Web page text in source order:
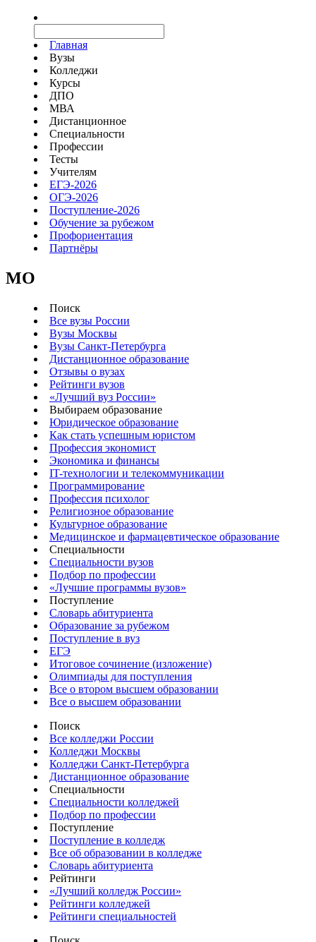
Главная
Вузы
Колледжи
Курсы
ДПО
МВА
Дистанционное
Специальности
Профессии
Тесты
Учителям
ЕГЭ-2026
ОГЭ-2026
Поступление-2026
Обучение за рубежом
Профориентация
Партнёры
MO
Поиск
Все вузы России
Вузы Москвы
Вузы Санкт-Петербурга
Дистанционное образование
Отзывы о вузах
Рейтинги вузов
«Лучший вуз России»
Выбираем образование
Юридическое образование
Как стать успешным юристом
Профессия экономист
Экономика и финансы
IT-технологии и телекоммуникации
Программирование
Профессия психолог
Религиозное образование
Культурное образование
Медицинское и фармацевтическое образование
Специальности
Специальности вузов
Подбор по профессии
«Лучшие программы вузов»
Поступление
Словарь абитуриента
Образование за рубежом
Поступление в вуз
ЕГЭ
Итоговое сочинение (изложение)
Олимпиады для поступления
Все о втором высшем образовании
Все о высшем образовании
Поиск
Все колледжи России
Колледжи Москвы
Колледжи Санкт-Петербурга
Дистанционное образование
Специальности
Специальности колледжей
Подбор по профессии
Поступление
Поступление в колледж
Все об образовании в колледже
Словарь абитуриента
Рейтинги
«Лучший колледж России»
Рейтинги колледжей
Рейтинги специальностей